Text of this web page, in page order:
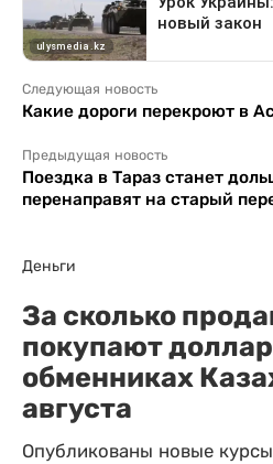
Следующая новость
Какие дороги перекроют в
Предыдущая новость
Поездка в Тараз станет
перенаправят на старый
Деньги
За сколько
покупают
обменниках
августа
Опубликованы новые